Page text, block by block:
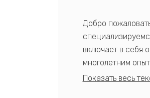
Добро
включает в себя
многолетним
качественный